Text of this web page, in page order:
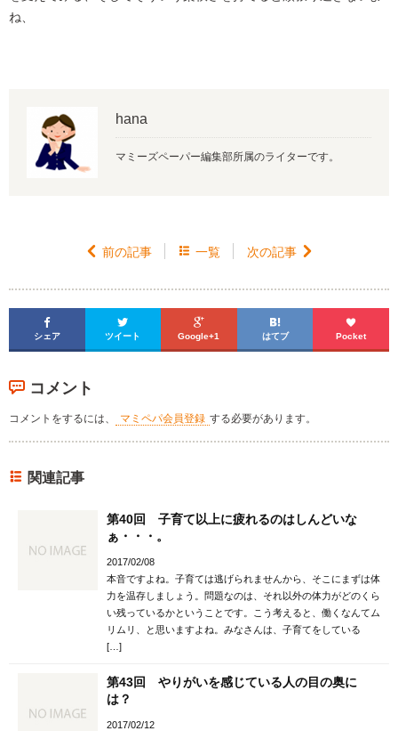
ね、
hana
マミーズペーパー編集部所属のライターです。
 前の記事  一覧 次の記事 

シェア

ツイート

Google+1

はてブ

Pocket
コメント
コメントをするには、 マミペパ会員登録 する必要があります。
関連記事
第40回 子育て以上に疲れるのはしんどいな
ぁ・・・。
2017/02/08
本音ですよね。子育ては逃げられませんから、そこにまずは体
力を温存しましょう。問題なのは、それ以外の体力がどのくら
い残っているかということです。こう考えると、働くなんてム
リムリ、と思いますよね。みなさんは、子育てをしている
[…]
第43回 やりがいを感じている人の目の奥に
は？
2017/02/12